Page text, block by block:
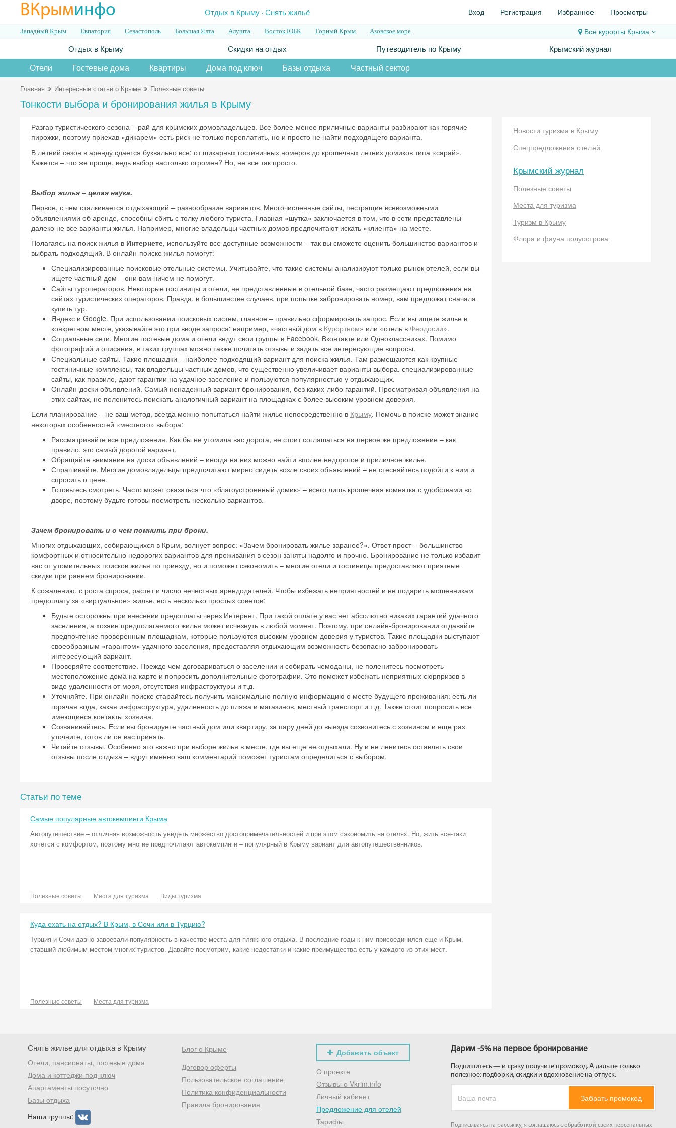
ВКрыминфо Отдых в Крыму.Снять жильё Вход Регистрация Избранное Просмотры
Западный Крым Евпатория Севастополь Большая Ялта Алушта Восток ЮБК Горный Крым Азовское море Все курорты Крыма
Отдых в Крыму Скидки на отдых Путеводитель по Крыму Крымский журнал
Отели Гостевые дома Квартиры Дома под ключ Базы отдыха Частный сектор
Главная Интересные статьи о Крыме Полезные советы
Тонкости выбора и бронирования жилья в Крыму
Разгар туристического сезона – рай для крымских домовладельцев. Все более-менее приличные варианты разбирают как горячие
пирожки, поэтому приехав «дикарем» есть риск не только переплатить, но и просто не найти подходящего варианта.
В летний сезон в аренду сдается буквально все: от шикарных гостиничных номеров до крошечных летних домиков типа «сарай».
Кажется – что же проще, ведь выбор настолько огромен? Но, не все так просто.
Выбор жилья – целая наука.
Первое, с чем сталкивается отдыхающий – разнообразие вариантов. Многочисленные сайты, пестрящие всевозможными
объявлениями об аренде, способны сбить с толку любого туриста. Главная «шутка» заключается в том, что в сети представлены
далеко не все варианты жилья. Например, многие владельцы частных домов предпочитают искать «клиента» на месте.
Полагаясь на поиск жилья в Интернете, используйте все доступные возможности – так вы сможете оценить большинство вариантов и
выбрать подходящий. В онлайн-поиске жилья помогут:
Специализированные поисковые отельные системы. Учитывайте, что такие системы анализируют только рынок отелей, если вы
ищете частный дом – они вам ничем не помогут.
Сайты туроператоров. Некоторые гостиницы и отели, не представленные в отельной базе, часто размещают предложения на
сайтах туристических операторов. Правда, в большинстве случаев, при попытке забронировать номер, вам предложат сначала
купить тур.
Яндекс и Google. При использовании поисковых систем, главное – правильно сформировать запрос. Если вы ищете жилье в
конкретном месте, указывайте это при вводе запроса: например, «частный дом в Курортном» или «отель в Феодосии».
Социальные сети. Многие гостевые дома и отели ведут свои группы в Facebook, Вконтакте или Одноклассниках. Помимо
фотографий и описания, в таких группах можно также почитать отзывы и задать все интересующие вопросы.
Специальные сайты. Такие площадки – наиболее подходящий вариант для поиска жилья. Там размещаются как крупные
гостиничные комплексы, так владельцы частных домов, что существенно увеличивает варианты выбора. специализированные
сайты, как правило, дают гарантии на удачное заселение и пользуются популярностью у отдыхающих.
Онлайн-доски объявлений. Самый ненадежный вариант бронирования, без каких-либо гарантий. Просматривая объявления на
этих сайтах, не поленитесь поискать аналогичный вариант на площадках с более высоким уровнем доверия.
Если планирование – не ваш метод, всегда можно попытаться найти жилье непосредственно в Крыму. Помочь в поиске может знание
некоторых особенностей «местного» выбора:
Рассматривайте все предложения. Как бы не утомила вас дорога, не стоит соглашаться на первое же предложение – как
правило, это самый дорогой вариант.
Обращайте внимание на доски объявлений – иногда на них можно найти вполне недорогое и приличное жилье.
Спрашивайте. Многие домовладельцы предпочитают мирно сидеть возле своих объявлений – не стесняйтесь подойти к ним и
спросить о цене.
Готовьтесь смотреть. Часто может оказаться что «благоустроенный домик» – всего лишь крошечная комнатка с удобствами во
дворе, поэтому будьте готовы посмотреть несколько вариантов.
Зачем бронировать и о чем помнить при брони.
Многих отдыхающих, собирающихся в Крым, волнует вопрос: «Зачем бронировать жилье заранее?». Ответ прост – большинство
комфортных и относительно недорогих вариантов для проживания в сезон заняты надолго и прочно. Бронирование не только избавит
вас от утомительных поисков жилья по приезду, но и поможет сэкономить – многие отели и гостиницы предоставляют приятные
скидки при раннем бронировании.
К сожалению, с роста спроса, растет и число нечестных арендодателей. Чтобы избежать неприятностей и не подарить мошенникам
предоплату за «виртуальное» жилье, есть несколько простых советов:
Будьте осторожны при внесении предоплаты через Интернет. При такой оплате у вас нет абсолютно никаких гарантий удачного
заселения, а хозяин предполагаемого жилья может исчезнуть в любой момент. Поэтому, при онлайн-бронировании отдавайте
предпочтение проверенным площадкам, которые пользуются высоким уровнем доверия у туристов. Такие площадки выступают
своеобразным «гарантом» удачного заселения, предоставляя отдыхающим возможность безопасно забронировать
интересующий вариант.
Проверяйте соответствие. Прежде чем договариваться о заселении и собирать чемоданы, не поленитесь посмотреть
местоположение дома на карте и попросить дополнительные фотографии. Это поможет избежать неприятных сюрпризов в
виде удаленности от моря, отсутствия инфраструктуры и т.д.
Уточняйте. При онлайн-поиске старайтесь получить максимально полную информацию о месте будущего проживания: есть ли
горячая вода, какая инфраструктура, удаленность до пляжа и магазинов, местный транспорт и т.д. Также стоит попросить все
имеющиеся контакты хозяина.
Созванивайтесь. Если вы бронируете частный дом или квартиру, за пару дней до выезда созвонитесь с хозяином и еще раз
уточните, готов ли он вас принять.
Читайте отзывы. Особенно это важно при выборе жилья в месте, где вы еще не отдыхали. Ну и не ленитесь оставлять свои
отзывы после отдыха – вдруг именно ваш комментарий поможет туристам определиться с выбором.
Статьи по теме
Самые популярные автокемпинги Крыма
Автопутешествие – отличная возможность увидеть множество достопримечательностей и при этом сэкономить на отелях. Но, жить все-таки
хочется с комфортом, поэтому многие предпочитают автокемпинги – популярный в Крыму вариант для автопутешественников.
Полезные советы Места для туризма Виды туризма
Куда ехать на отдых? В Крым, в Сочи или в Турцию?
Турция и Сочи давно завоевали популярность в качестве места для пляжного отдыха. В последние годы к ним присоединился еще и Крым,
ставший любимым местом многих туристов. Давайте посмотрим, какие недостатки и какие преимущества есть у каждого из этих мест.
Полезные советы Места для туризма
Новости туризма в Крыму
Спецпредложения отелей
Крымский журнал
Полезные советы
Места для туризма
Туризм в Крыму
Флора и фауна полуострова
Снять жилье для отдыха в Крыму
Отели, пансионаты, гостевые дома
Дома и коттеджи под ключ
Апартаменты посуточно
Базы отдыха
Наши группы:
Блог о Крыме
Договор оферты
Пользовательское соглашение
Политика конфиденциальности
Правила бронирования
Добавить объект
О проекте
Отзывы о Vkrim.info
Личный кабинет
Предложение для отелей
Тарифы
Дарим -5% на первое бронирование
Подпишитесь — и сразу получите промокод. А дальше только
полезное: подборки, скидки и вдохновение на отпуск.
Забрать промокод
Подписываясь на рассылку, я соглашаюсь с обработкой своих персональных
Скидка −5%
Хочешь дешевле? Оставь почту и получи промокод на
Получить промокод